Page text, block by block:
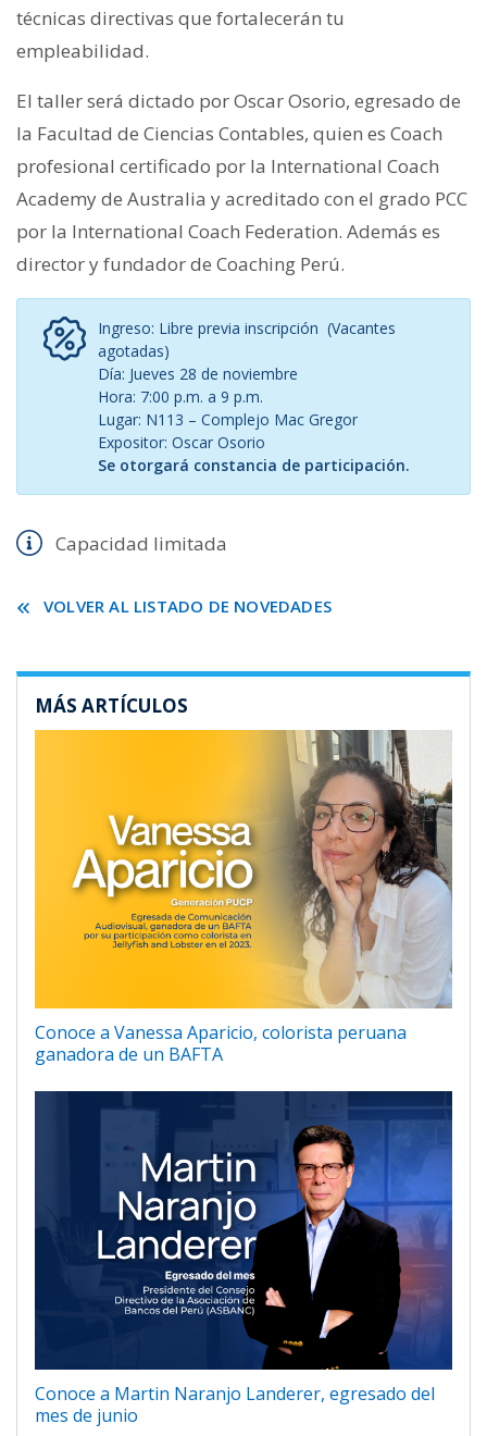
técnicas directivas que fortalecerán tu
empleabilidad.
El taller será dictado por Oscar Osorio, egresado de
la Facultad de Ciencias Contables, quien es Coach
profesional certificado por la International Coach
Academy de Australia y acreditado con el grado PCC
por la International Coach Federation. Además es
director y fundador de Coaching Perú.
Ingreso: Libre previa inscripción (Vacantes
agotadas)
Día: Jueves 28 de noviembre
Hora: 7:00 p.m. a 9 p.m.
Lugar: N113 – Complejo Mac Gregor
Expositor: Oscar Osorio
Se otorgará constancia de participación.
Capacidad limitada
VOLVER AL LISTADO DE NOVEDADES
MÁS ARTÍCULOS
Conoce a Vanessa Aparicio, colorista peruana
ganadora de un BAFTA
Conoce a Martin Naranjo Landerer, egresado del
mes de junio